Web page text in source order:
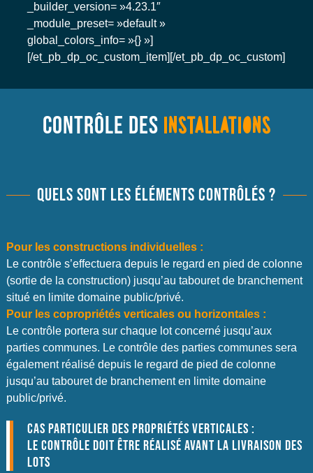
_builder_version= »4.23.1″
_module_preset= »default »
global_colors_info= »{} »]
[/et_pb_dp_oc_custom_item][/et_pb_dp_oc_custom]
CONTRÔLE DES INSTALLATIONS
QUELS SONT LES ÉLÉMENTS CONTRÔLÉS ?
Pour les constructions individuelles :
Le contrôle s’effectuera depuis le regard en pied de colonne
(sortie de la construction) jusqu’au tabouret de branchement
situé en limite domaine public/privé.
Pour les copropriétés verticales ou horizontales :
Le contrôle portera sur chaque lot concerné jusqu’aux
parties communes. Le contrôle des parties communes sera
également réalisé depuis le regard de pied de colonne
jusqu’au tabouret de branchement en limite domaine
public/privé.
CAS PARTICULIER DES PROPRIÉTÉS VERTICALES :
LE CONTRÔLE DOIT ÊTRE RÉALISÉ AVANT LA LIVRAISON DES
LOTS